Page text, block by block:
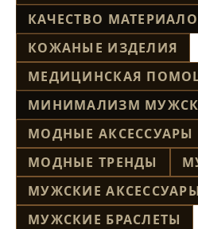
КАЧЕСТВО
КОЖАНЫЕ ИЗДЕЛИЯ
МЕДИЦИНСКАЯ
МИНИМАЛИЗМ
МОДНЫЕ АКСЕССУАРЫ
МОДНЫЕ ТРЕНДЫ
МУЖСКИЕ АКСЕССУАРЫ
МУЖСКИЕ БРАСЛЕТЫ